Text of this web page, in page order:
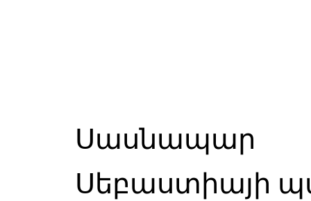
Սասնապար
Սեբաստիայի